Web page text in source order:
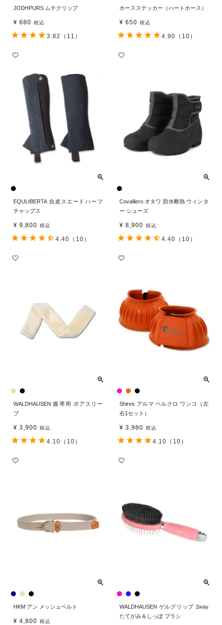
JODHPURS ムチクリップ
¥ 680 税込
3.82 （11）
ホースステッカー（ハートホース）
¥ 650 税込
4.90 （10）
EQULIBERTA 合皮スエードハーフ
チャップス
¥ 9,800 税込
4.40 （10）
Covalliero オタワ 防水断熱 ウィンタ
ー シューズ
¥ 8,900 税込
4.40 （10）
WALDHAUSEN 腹帯用 ボアスリー
ブ
¥ 3,900 税込
4.10 （10）
Shires アルマ ベルクロ ワンコ（左
右1セット）
¥ 3,980 税込
4.10 （10）
HKM アン メッシュベルト
¥ 4,800 税込
WALDHAUSEN ゲルグリップ 2way
たてがみ＆しっぽ ブラシ